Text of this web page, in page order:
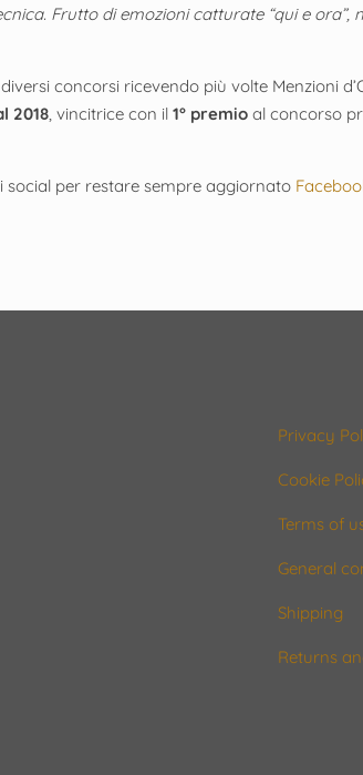
Frutto di emozioni catturate “qui e
concorsi ricevendo più volte Menzioni
2018 , vincitrice con il1° premio al concorso
social per restare sempre aggiornato
Privacy
Cookie
Terms of
General
Shipping
Returns